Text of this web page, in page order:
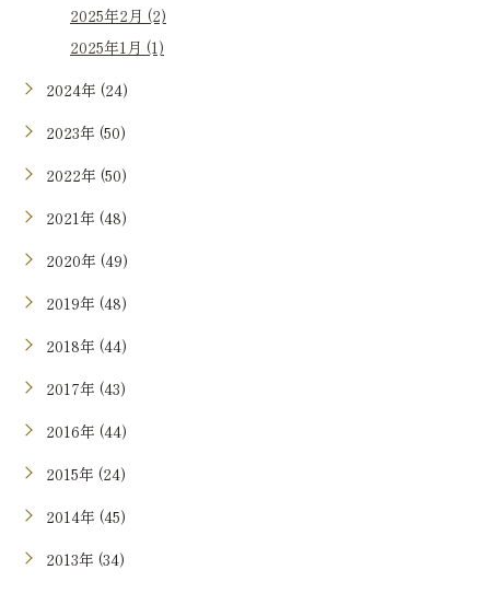
2025年2月 (2)
2025年1月 (1)
2024年 (24)
2023年 (50)
2022年 (50)
2021年 (48)
2020年 (49)
2019年 (48)
2018年 (44)
2017年 (43)
2016年 (44)
2015年 (24)
2014年 (45)
2013年 (34)